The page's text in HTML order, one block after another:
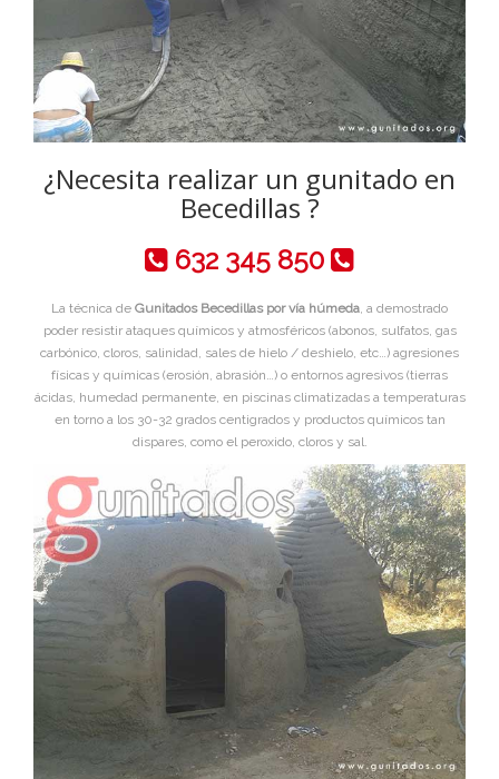
¿Necesita realizar un gunitado en
Becedillas ?
632 345 850
La técnica de Gunitados Becedillas por vía húmeda, a demostrado
poder resistir ataques químicos y atmosféricos (abonos, sulfatos, gas
carbónico, cloros, salinidad, sales de hielo / deshielo, etc…) agresiones
físicas y químicas (erosión, abrasión…) o entornos agresivos (tierras
ácidas, humedad permanente, en piscinas climatizadas a temperaturas
en torno a los 30-32 grados centigrados y productos químicos tan
dispares, como el peroxido, cloros y sal.